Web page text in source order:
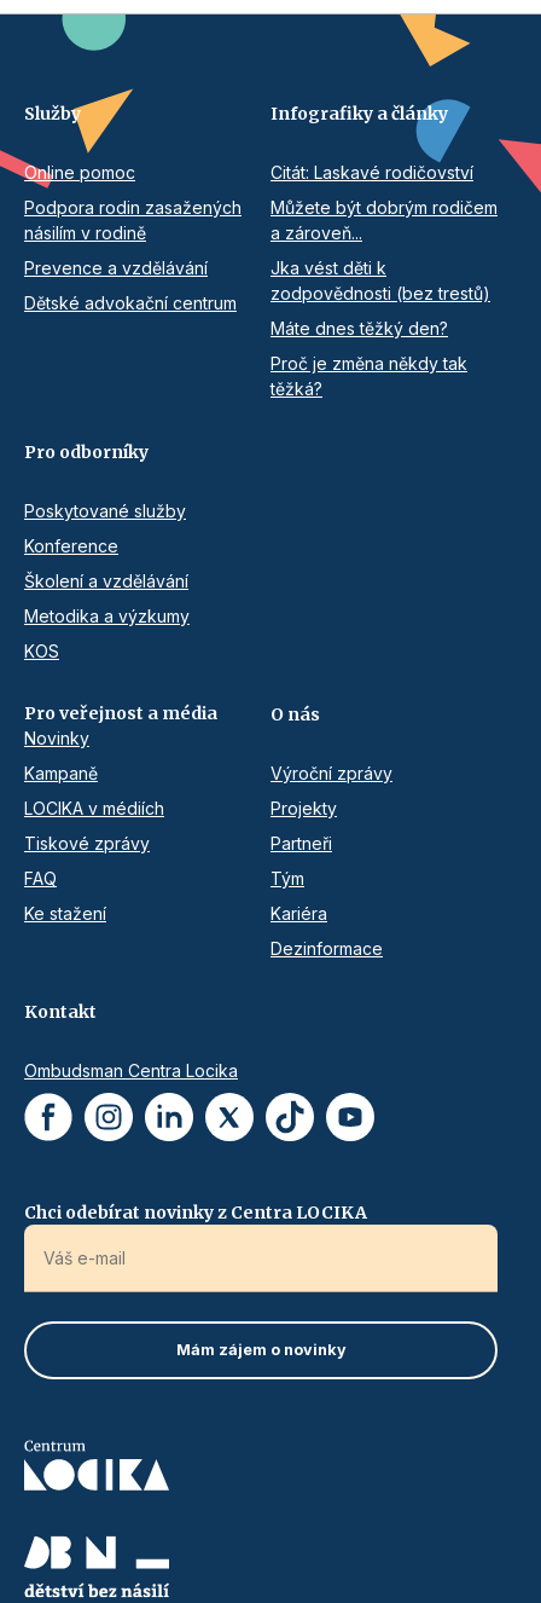
Služby
Online pomoc
Podpora rodin zasažených
násilím v rodině
Prevence a vzdělávání
Dětské advokační centrum
Infografiky a články
Citát: Laskavé rodičovství
Můžete být dobrým rodičem
a zároveň...
Jka vést děti k
zodpovědnosti (bez trestů)
Máte dnes těžký den?
Proč je změna někdy tak
těžká?
Pro odborníky
Poskytované služby
Konference
Školení a vzdělávání
Metodika a výzkumy
KOS
Pro veřejnost a média
Novinky
Kampaně
LOCIKA v médiích
Tiskové zprávy
FAQ
Ke stažení
O nás
Výroční zprávy
Projekty
Partneři
Tým
Kariéra
Dezinformace
Kontakt
Ombudsman Centra Locika
Chci odebírat novinky z Centra LOCIKA